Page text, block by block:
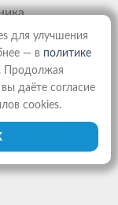
для улучшения
— в политике
. Продолжая
даёте согласие
cookies.